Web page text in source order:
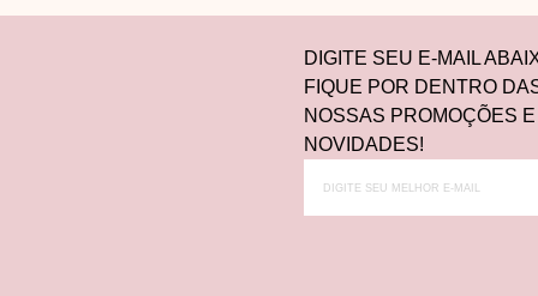
DIGITE SEU E-MAIL
FIQUE POR DENTRO
NOSSAS PROMOÇÕES E
NOVIDADES!